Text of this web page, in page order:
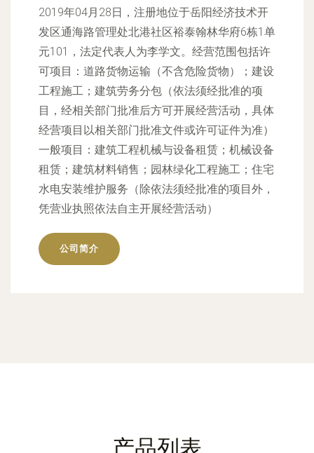
2019年04月28日，注册地位于岳阳经济技术开
发区通海路管理处北港社区裕泰翰林华府6栋1单
元101，法定代表人为李学文。经营范围包括许
可项目：道路货物运输（不含危险货物）；建设
工程施工；建筑劳务分包（依法须经批准的项
目，经相关部门批准后方可开展经营活动，具体
经营项目以相关部门批准文件或许可证件为准）
一般项目：建筑工程机械与设备租赁；机械设备
租赁；建筑材料销售；园林绿化工程施工；住宅
水电安装维护服务（除依法须经批准的项目外，
凭营业执照依法自主开展经营活动）
公司简介